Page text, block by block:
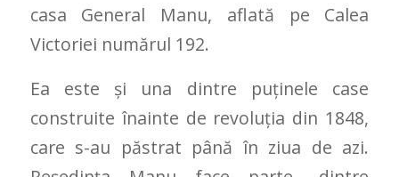
casa General Manu, aflată pe Calea
Victoriei numărul 192.
Ea este și una dintre puținele case
construite înainte de revoluția din 1848,
care s-au păstrat până în ziua de azi.